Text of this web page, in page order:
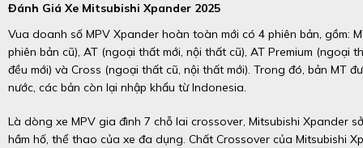
Đánh Giá Xe Mitsubishi Xpander 2025
Vua doanh số MPV Xpander hoàn toàn mới có 4 phiên bản, gồm:
phiên bản cũ), AT (ngoại thất mới, nội thất cũ), AT Premium (ngoại
đều mới) và Cross (ngoại thất cũ, nội thất mới). Trong đó, bản MT
nước, các bản còn lại nhập khẩu từ Indonesia.
Là dòng xe MPV gia đình 7 chỗ lai crossover, Mitsubishi Xpander
hầm hố, thể thao của xe đa dụng. Chất Crossover của Mitsubishi